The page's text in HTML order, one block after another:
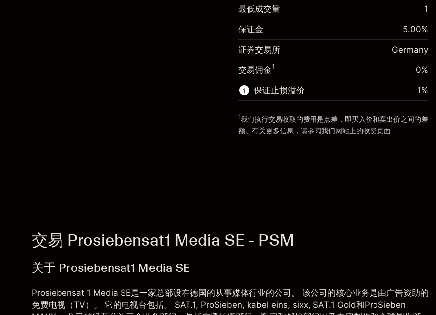
隔夜仓息
来自头寸全值的费用
-0.017307
(-€3.46)
使用杠杆的交易规模（大约值）
来自杠杆的资金 - 美元（大约值）
€19,000.00
前往平台
保证金。您的投资 €1,000.00
来自头寸全值的费用
-0.004915
(-€0.98)
使用杠杆的交易规模（大约值）
来自杠杆的资金 - 美元（大约值）
€19,000.00
最低成交量 1
保证金 5.00%
证券交易所 Germany
交易佣金1 0%
保证止损溢价
“服务费用”
1%
1我们执行交易收取的费用是点差，即买入价和卖出价之间的差
额。有关更多信息，请参阅我们网站上的收费页面
交易 Prosiebensat1 Media SE - PSM
关于 Prosiebensat1 Media SE
Prosiebensat 1 Media SE是一家总部设在德国的从事媒体行业的公司。 该公司的核心业务是由广告资助的
免费电视（TV）。 它的电视台包括。 SAT.1, ProSieben, kabel eins, sixx, SAT.1 Gold和ProSieben